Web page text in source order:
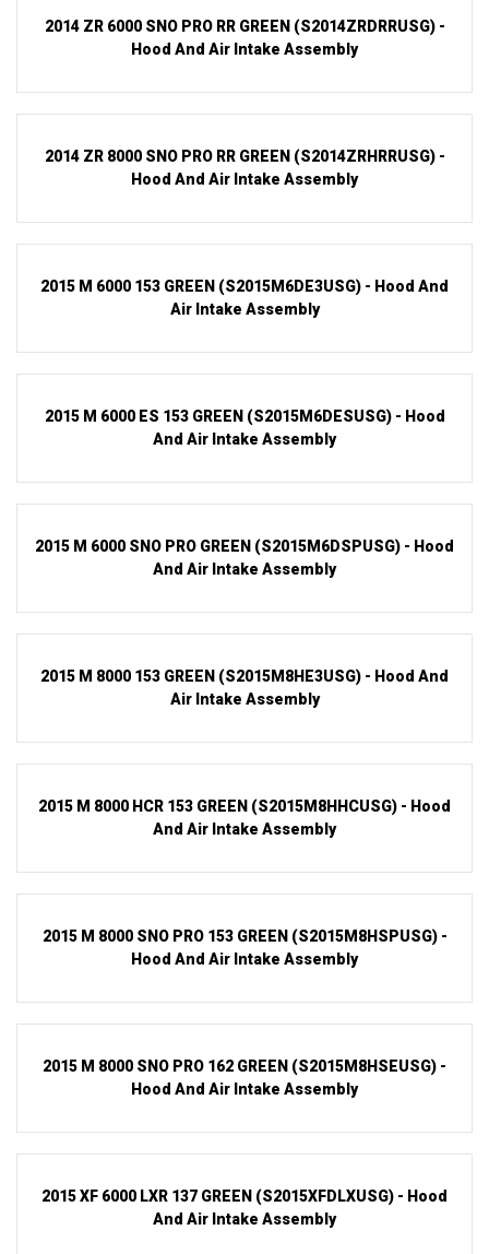
2014 ZR 6000 SNO PRO RR GREEN (S2014ZRDRRUSG) -
Hood And Air Intake Assembly
2014 ZR 8000 SNO PRO RR GREEN (S2014ZRHRRUSG) -
Hood And Air Intake Assembly
2015 M 6000 153 GREEN (S2015M6DE3USG) - Hood And
Air Intake Assembly
2015 M 6000 ES 153 GREEN (S2015M6DESUSG) - Hood
And Air Intake Assembly
2015 M 6000 SNO PRO GREEN (S2015M6DSPUSG) - Hood
And Air Intake Assembly
2015 M 8000 153 GREEN (S2015M8HE3USG) - Hood And
Air Intake Assembly
2015 M 8000 HCR 153 GREEN (S2015M8HHCUSG) - Hood
And Air Intake Assembly
2015 M 8000 SNO PRO 153 GREEN (S2015M8HSPUSG) -
Hood And Air Intake Assembly
2015 M 8000 SNO PRO 162 GREEN (S2015M8HSEUSG) -
Hood And Air Intake Assembly
2015 XF 6000 LXR 137 GREEN (S2015XFDLXUSG) - Hood
And Air Intake Assembly